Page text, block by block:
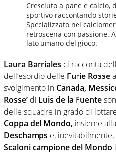
Cresciuto a pane e calcio,
sportivo raccontando
Specializzato nel
retroscena con passione.
lato umano del gioco.
Laura Barriales ci racconta
dell’esordio delle Furie Rosse
svolgimento in Canada,
Rosse’ di Luis de la Fuente
delle squadre in grado di
Coppa del Mondo, insieme alla
Deschamps e, inevitabilmente,
Scalonicampione del Mondo